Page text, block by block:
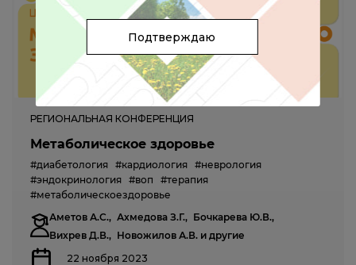
РЕГИОНАЛЬНАЯ КОНФЕРЕНЦИЯ
Метаболическое здоровье
#диабетология #кардиология #неврология
#эндокринология #воп
#терапия
#метаболическоездоровье
Аметов А.С., Ахмедова З.Г., Бочкарева Ю.В.,
Вихрев Д.В., Новожилов А.В. и другие
22 ноября 2023
Подтверждаю